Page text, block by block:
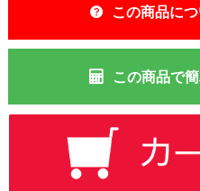
この商品に
この商品で